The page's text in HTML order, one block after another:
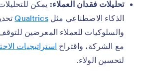
تحليلات فقدان العملاء: يمكن
الذكاء الاصطناعي مثلQualtrics
والسلوكيات للعملاء المعرضين
مع الشركة، واقتراح استراتيجيات
لتحسين الولاء.